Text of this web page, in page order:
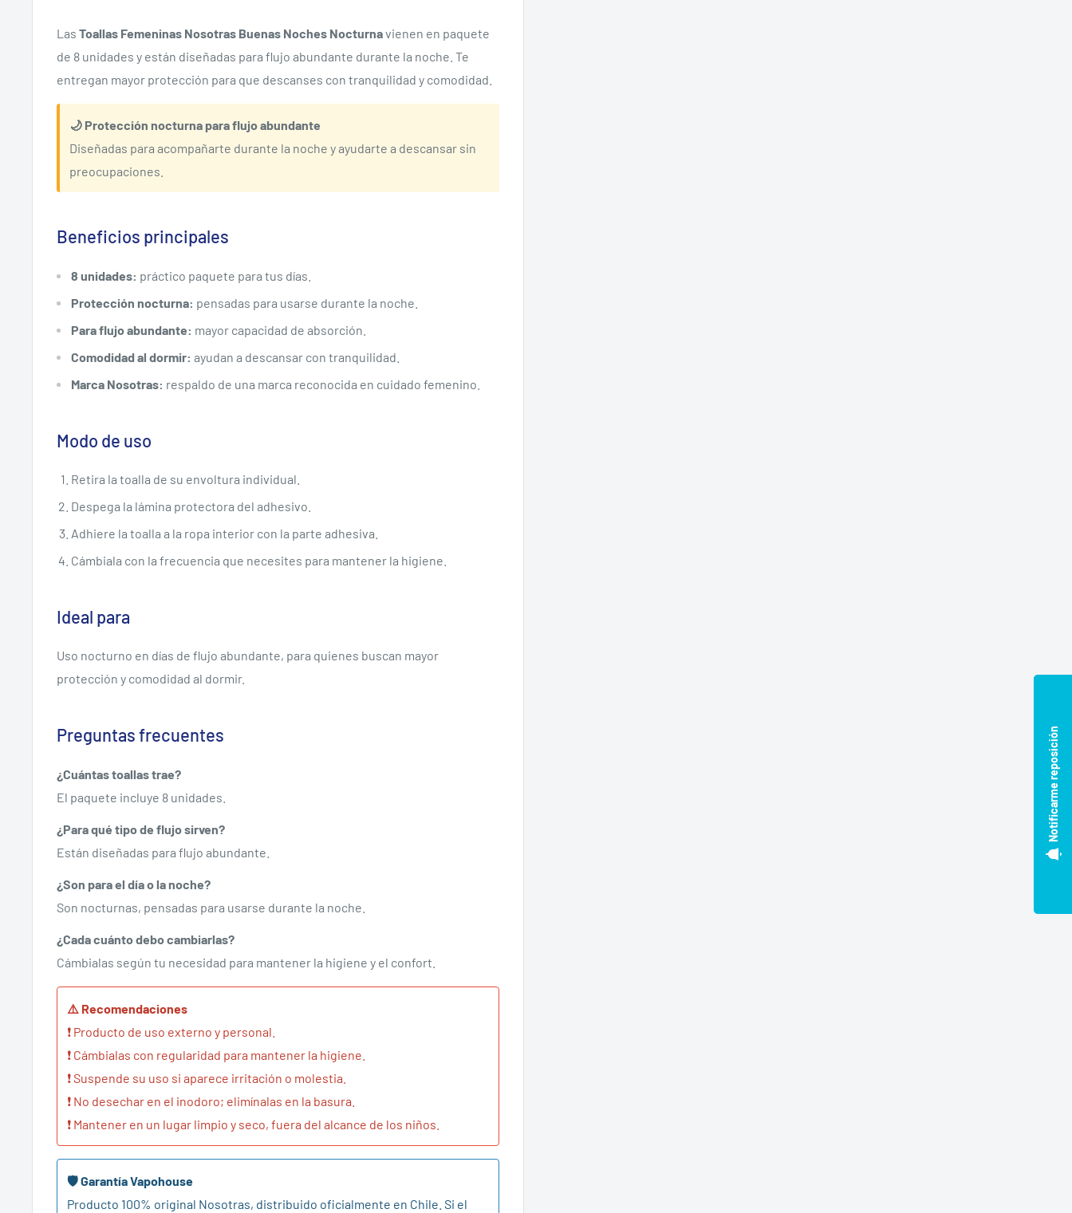
Las Toallas Femeninas Nosotras Buenas Noches Nocturnavienen en paquete
de 8 unidades y están diseñadas para flujo abundante durante la noche. Te
entregan mayor protección para que descanses con tranquilidad y comodidad.
🌙 Protección nocturna para flujo abundante
Diseñadas para acompañarte durante la noche y ayudarte a descansar sin
preocupaciones.
Beneficios principales
8 unidades: práctico paquete para tus días.
Protección nocturna: pensadas para usarse durante la noche.
Para flujo abundante: mayor capacidad de absorción.
Comodidad al dormir: ayudan a descansar con tranquilidad.
Marca Nosotras: respaldo de una marca reconocida en cuidado femenino.
Modo de uso
Retira la toalla de su envoltura individual.
Despega la lámina protectora del adhesivo.
Adhiere la toalla a la ropa interior con la parte adhesiva.
Cámbiala con la frecuencia que necesites para mantener la higiene.
Ideal para
Uso nocturno en días de flujo abundante, para quienes buscan mayor
protección y comodidad al dormir.
Preguntas frecuentes
¿Cuántas toallas trae?
El paquete incluye 8 unidades.
¿Para qué tipo de flujo sirven?
Están diseñadas para flujo abundante.
¿Son para el día o la noche?
Son nocturnas, pensadas para usarse durante la noche.
¿Cada cuánto debo cambiarlas?
Cámbialas según tu necesidad para mantener la higiene y el confort.
⚠️ Recomendaciones
❗ Producto de uso externo y personal.
❗ Cámbialas con regularidad para mantener la higiene.
❗ Suspende su uso si aparece irritación o molestia.
❗ No desechar en el inodoro; elimínalas en la basura.
❗ Mantener en un lugar limpio y seco, fuera del alcance de los niños.
🛡️ Garantía Vapohouse
Producto 100% original Nosotras, distribuido oficialmente en Chile. Si el
Notificarme reposición
Se requiere iniciar sesión